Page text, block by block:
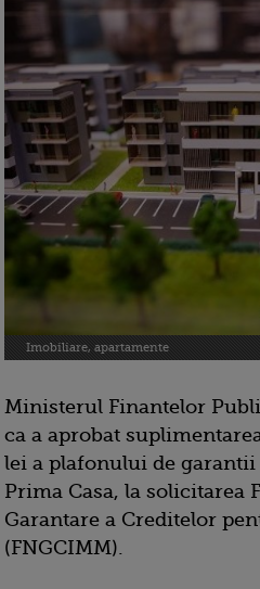
Imobiliare, apartamente
Ministerul Finantelor
ca a aprobat
lei a plafonului de
Prima Casa, la solicitarea
Garantare a Creditelor
(FNGCIMM).